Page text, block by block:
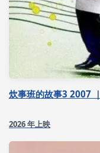
炊事班的故事3 2007
2026 年上映